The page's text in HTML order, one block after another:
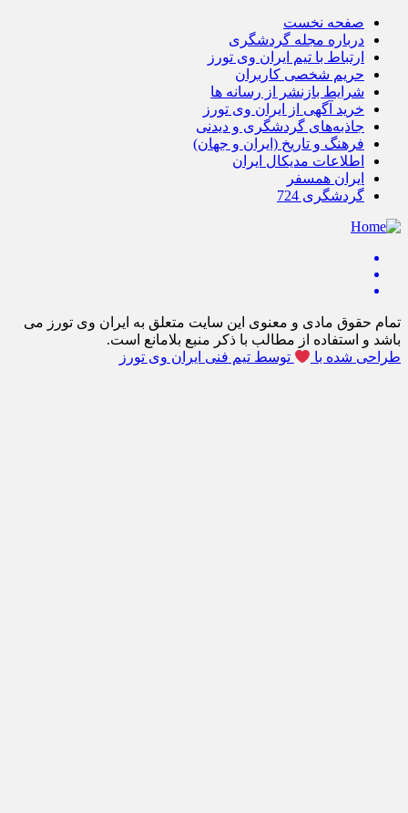
صفحه نخست
درباره مجله گردشگری
ارتباط با تیم ایران وی تورز
حریم شخصی کاربران
شرایط بازنشر از رسانه ها
خرید آگهی از ایران وی تورز
جاذبه‌های گردشگری و دیدنی
فرهنگ و تاریخ (ایران و جهان)
اطلاعات مدیکال ایران
ایران همسفر
گردشگری 724
تمام حقوق مادی و معنوی این سایت متعلق به ایران وی تورز می
باشد و استفاده از مطالب با ذکر منبع بلامانع است.
طراحی شده با
توسط تیم فنی ایران وی تورز